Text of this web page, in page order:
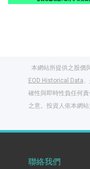
本網站所提供之股價
EOD Historical Data、
確性與即時性負任何
之意。投資人依本網
聯絡我們